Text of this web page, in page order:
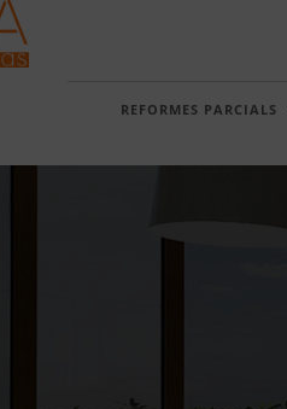
REFORMES PARCIALS